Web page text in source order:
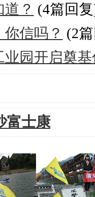
？ (4篇回
信吗？ (2
园开启奠
富士康